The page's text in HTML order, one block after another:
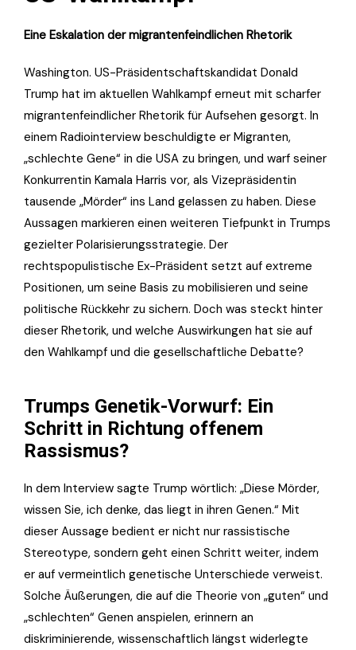
Eine Eskalation der migrantenfeindlichen Rhetorik
Washington. US-Präsidentschaftskandidat Donald
Trump hat im aktuellen Wahlkampf erneut mit scharfer
migrantenfeindlicher Rhetorik für Aufsehen gesorgt. In
einem Radiointerview beschuldigte er Migranten,
„schlechte Gene“ in die USA zu bringen, und warf seiner
Konkurrentin Kamala Harris vor, als Vizepräsidentin
tausende „Mörder“ ins Land gelassen zu haben. Diese
Aussagen markieren einen weiteren Tiefpunkt in Trumps
gezielter Polarisierungsstrategie. Der
rechtspopulistische Ex-Präsident setzt auf extreme
Positionen, um seine Basis zu mobilisieren und seine
politische Rückkehr zu sichern. Doch was steckt hinter
dieser Rhetorik, und welche Auswirkungen hat sie auf
den Wahlkampf und die gesellschaftliche Debatte?
Trumps Genetik-Vorwurf: Ein
Schritt in Richtung offenem
Rassismus?
In dem Interview sagte Trump wörtlich: „Diese Mörder,
wissen Sie, ich denke, das liegt in ihren Genen.“ Mit
dieser Aussage bedient er nicht nur rassistische
Stereotype, sondern geht einen Schritt weiter, indem
er auf vermeintlich genetische Unterschiede verweist.
Solche Äußerungen, die auf die Theorie von „guten“ und
„schlechten“ Genen anspielen, erinnern an
diskriminierende, wissenschaftlich längst widerlegte